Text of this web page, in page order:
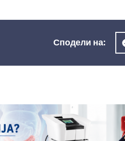
Сподели на: